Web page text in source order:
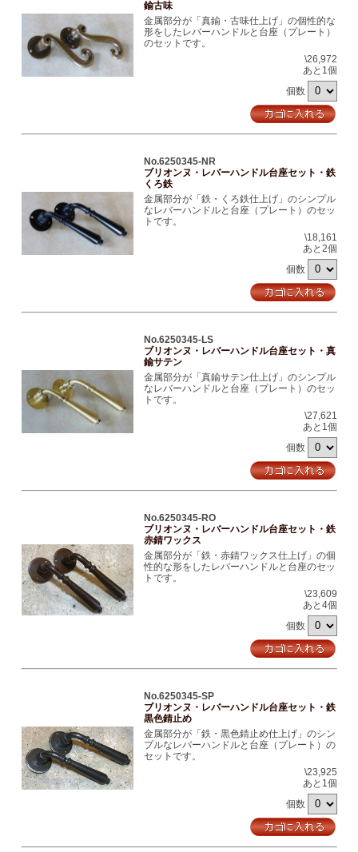
鍮古味
金属部分が「真鍮・古味仕上げ」の個性的な
形をしたレバーハンドルと台座（プレート）
のセットです。
\26,972
あと1個
個数
No.6250345-NR
ブリオンヌ・レバーハンドル台座セット・鉄
くろ鉄
金属部分が「鉄・くろ鉄仕上げ」のシンプル
なレバーハンドルと台座（プレート）のセッ
トです。
\18,161
あと2個
個数
No.6250345-LS
ブリオンヌ・レバーハンドル台座セット・真
鍮サテン
金属部分が「真鍮サテン仕上げ」のシンプル
なレバーハンドルと台座（プレート）のセッ
トです。
\27,621
あと1個
個数
No.6250345-RO
ブリオンヌ・レバーハンドル台座セット・鉄
赤錆ワックス
金属部分が「鉄・赤錆ワックス仕上げ」の個
性的な形をしたレバーハンドルと台座のセッ
トです。
\23,609
あと4個
個数
No.6250345-SP
ブリオンヌ・レバーハンドル台座セット・鉄
黒色錆止め
金属部分が「鉄・黒色錆止め仕上げ」のシン
プルなレバーハンドルと台座（プレート）の
セットです。
\23,925
あと1個
個数